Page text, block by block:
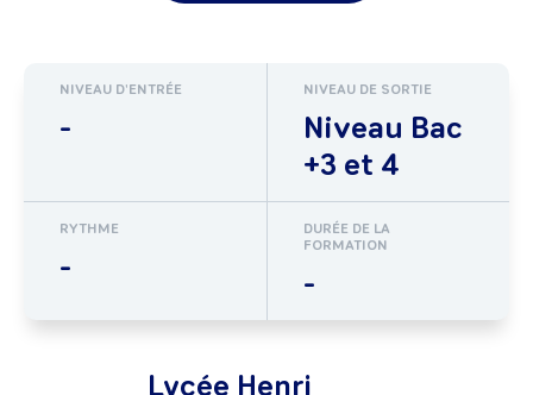
NIVEAU D'ENTRÉE
-
NIVEAU DE SORTIE
Niveau Bac
+3 et 4
RYTHME
-
DURÉE DE LA
FORMATION
-
Lycée Henri